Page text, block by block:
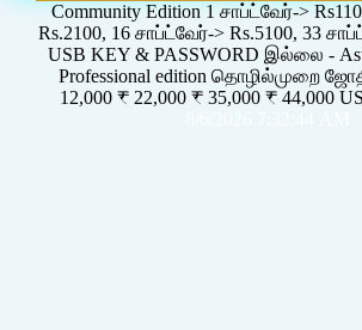
Community Edition 1 சாப்ட்வேர்->
Rs.2100, 16 சாப்ட்வேர்-> Rs.5100, 33
USB KEY & PASSWORD இல்லை -
Professional edition தொழில்முறை
12,000 ₹ 22,000 ₹ 35,000 ₹ 44,000